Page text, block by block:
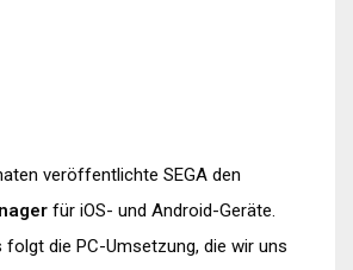
veröffentlichte SEGA den
für iOS- und Android-Geräte.
folgt die PC-Umsetzung, die wir uns